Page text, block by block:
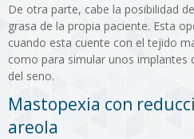
De otra parte, cabe la posibilidad
grasa de la propia paciente. Esta
cuando esta cuente con el tejido
como para simular unos implantes
del seno.
Mastopexia con
areola